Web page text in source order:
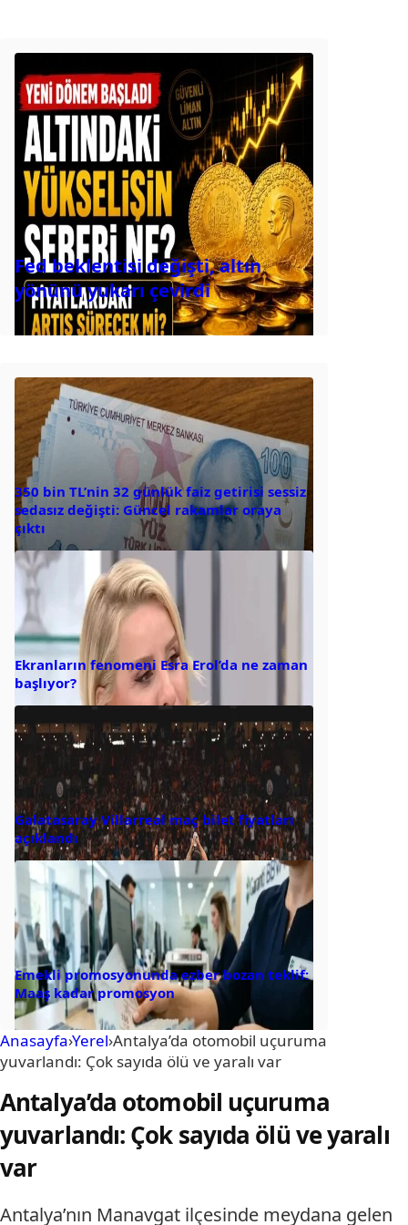
Fed beklentisi değişti, altın
yönünü yukarı çevirdi
350 bin TL’nin 32 günlük faiz getirisi sessiz
sedasız değişti: Güncel rakamlar oraya
çıktı
Ekranların fenomeni Esra Erol’da ne zaman
başlıyor?
Galatasaray Villarreal maç bilet fiyatları
açıklandı
Emekli promosyonunda ezber bozan teklif:
Maaş kadar promosyon
Anasayfa›Yerel›Antalya’da otomobil uçuruma
yuvarlandı: Çok sayıda ölü ve yaralı var
Antalya’da otomobil uçuruma
yuvarlandı: Çok sayıda ölü ve yaralı
var
Antalya’nın Manavgat ilçesinde meydana gelen